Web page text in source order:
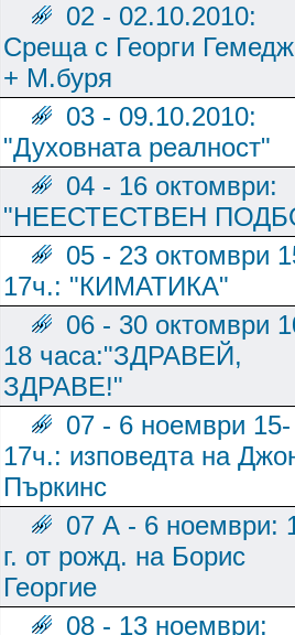
02 - 02.10.2010:
Среща с Георги
+ М.буря
03 - 09.10.2010:
"Духовната реалност"
04 - 16 октомври:
"НЕЕСТЕСТВЕН
05 - 23 октомври
17ч.: "КИМАТИКА"
06 - 30 октомври
18 часа:"ЗДРАВЕЙ,
ЗДРАВЕ!"
07 - 6 ноември 15-
17ч.: изповедта на
Пъркинс
07 А - 6 ноември:
г. от рожд. на Борис
Георгие
08 - 13 ноември: